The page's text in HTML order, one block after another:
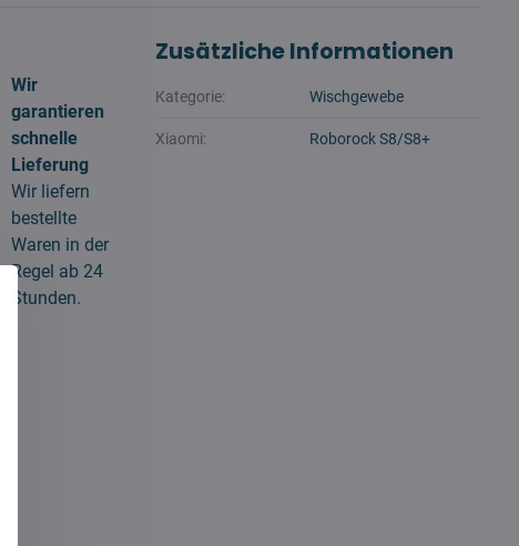
Wir
garantieren
schnelle
Lieferung
Wir liefern
bestellte
Waren in der
Regel ab 24
Stunden.
Zusätzliche Informationen
Kategorie: Wischgewebe
Xiaomi: Roborock S8/S8+